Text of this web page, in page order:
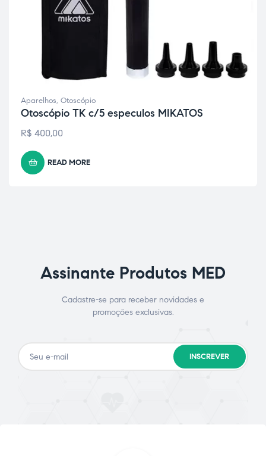
Aparelhos, Otoscópio
Otoscópio TK c/5 especulos MIKATOS
R$ 400,00
READ MORE
Assinante Produtos MED
Cadastre-se para receber novidades e
promoções exclusivas.
INSCREVER